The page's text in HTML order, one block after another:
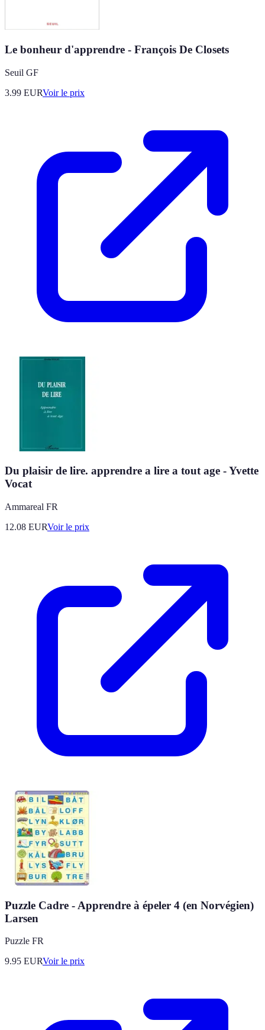
Le bonheur d'apprendre - François De Closets
Seuil GF
3.99 EURVoir le prix
Du plaisir de lire. apprendre a lire a tout age - Yvette
Vocat
Ammareal FR
12.08 EURVoir le prix
Puzzle Cadre - Apprendre à épeler 4 (en Norvégien)
Larsen
Puzzle FR
9.95 EURVoir le prix